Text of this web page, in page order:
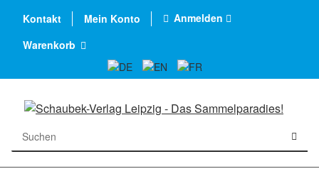
Kontakt Mein Konto
Anmelden
Warenkorb